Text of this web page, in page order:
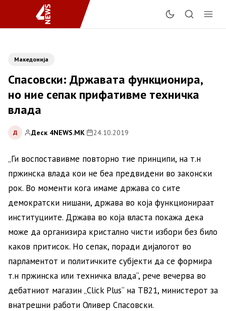
Македонија
Спасовски: Државата функционира,
но ние сепак прифативме техничка
влада
Д Деск 4NEWS.MK| 24.10.2019
„Ги воспоставивме повторно тие принципи, на т.н
пржинска влада кои не беа предвидени во законски
рок. Во моменти кога имаме држава со сите
демократски нишани, држава во која функционираат
институциите. Држава во која власта покажа дека
може да организира кристално чисти избори без било
каков притисок. Но сепак, поради дијалогот во
парламентот и политичките субјекти да се формира
т.н пржинска или техничка влада“, рече вечерва во
дебатниот магазин „Click Plus“ на ТВ21, министерот за
внатрешни работи Оливер Спасовски.